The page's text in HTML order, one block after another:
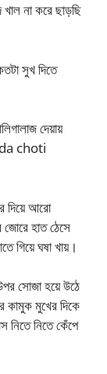
না করে ছাড়ছি
সুখ দিতে
দেয়ায়
choti
দিয়ে আরো
জোরে হাত ঠেসে
গিয়ে ঘষা খায়।
উপর সোজা হয়ে উঠে
কামুক মুখের দিকে
নিতে নিতে কেঁপে